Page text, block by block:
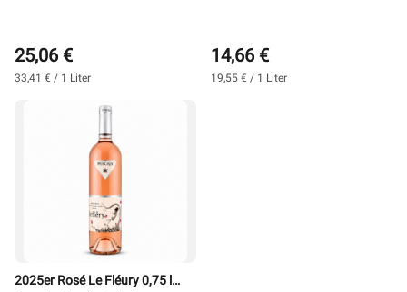
25,06 €
33,41 € / 1 Liter
14,66 €
19,55 € / 1 Liter
2025er Rosé Le Fléury 0,75 l -